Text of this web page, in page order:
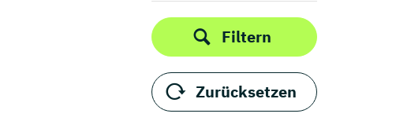
Thüringen
Filtern
Zurücksetzen